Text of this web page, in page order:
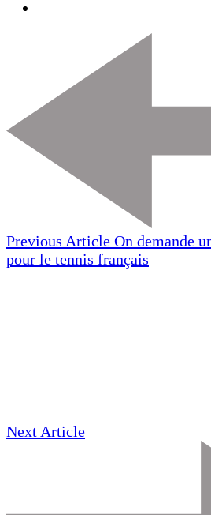
Previous Article On demande
pour le tennis français
Next Article